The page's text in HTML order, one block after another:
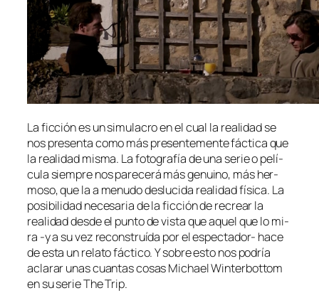
La fic­ción es un si­mu­la­cro en el cual la reali­dad se
nos pre­sen­ta co­mo más pre­sen­te­men­te fác­ti­ca que
la reali­dad mis­ma. La fo­to­gra­fía de una se­rie o pe­lí­
cu­la siem­pre nos pa­re­ce­rá más ge­nuino, más her­
mo­so, que la a me­nu­do des­lu­ci­da reali­dad fí­si­ca. La
po­si­bi­li­dad ne­ce­sa­ria de la fic­ción de re­crear la
reali­dad des­de el pun­to de vis­ta que aquel que lo mi­
ra ‑y a su vez re­cons­truí­da por el espectador- ha­ce
de es­ta un re­la­to fác­ti­co. Y so­bre es­to nos po­dría
acla­rar unas cuan­tas co­sas Michael Winterbottom
en su se­rie The Trip.